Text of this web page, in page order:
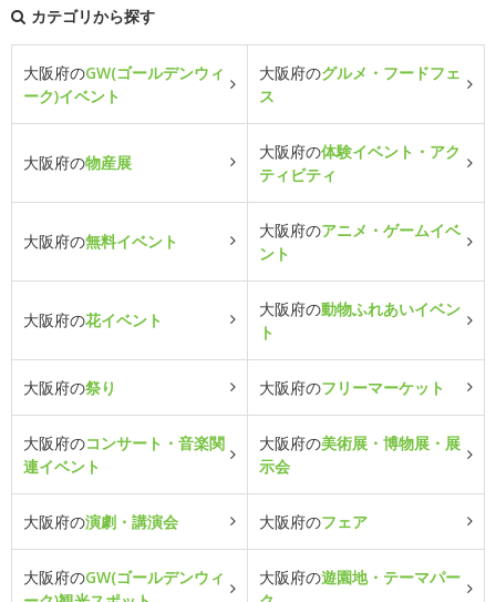
カテゴリから探す
大阪府のGW(ゴールデンウィ
ーク)イベント
大阪府のグルメ・フードフェ
ス
大阪府の物産展
大阪府の体験イベント・アク
ティビティ
大阪府の無料イベント
大阪府のアニメ・ゲームイベ
ント
大阪府の花イベント
大阪府の動物ふれあいイベン
ト
大阪府の祭り 大阪府のフリーマーケット
大阪府のコンサート・音楽関
連イベント
大阪府の美術展・博物展・展
示会
大阪府の演劇・講演会 大阪府のフェア
大阪府のGW(ゴールデンウィ
大阪府の遊園地・テーマパー